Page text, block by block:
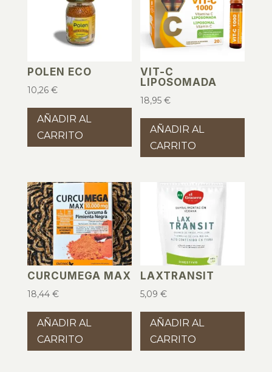
POLEN ECO
10,26 €
AÑADIR AL
CARRITO
VIT-C
LIPOSOMADA
18,95€
AÑADIR AL
CARRITO
CURCUMEGA MAX
18,44 €
AÑADIR AL
CARRITO
LAXTRANSIT
5,09€
AÑADIR AL
CARRITO